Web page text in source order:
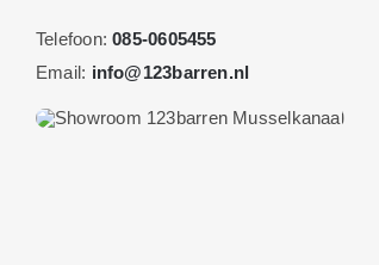
Telefoon:085-0605455
Email: info@123barren.nl